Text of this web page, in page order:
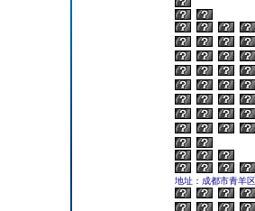
地址：成都市青羊